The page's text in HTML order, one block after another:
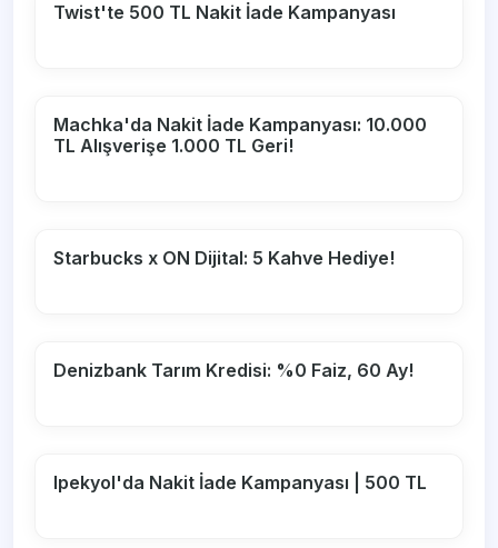
Twist'te 500 TL Nakit İade Kampanyası
Machka'da Nakit İade Kampanyası: 10.000
TL Alışverişe 1.000 TL Geri!
Starbucks x ON Dijital: 5 Kahve Hediye!
Denizbank Tarım Kredisi: %0 Faiz, 60 Ay!
Ipekyol'da Nakit İade Kampanyası | 500 TL